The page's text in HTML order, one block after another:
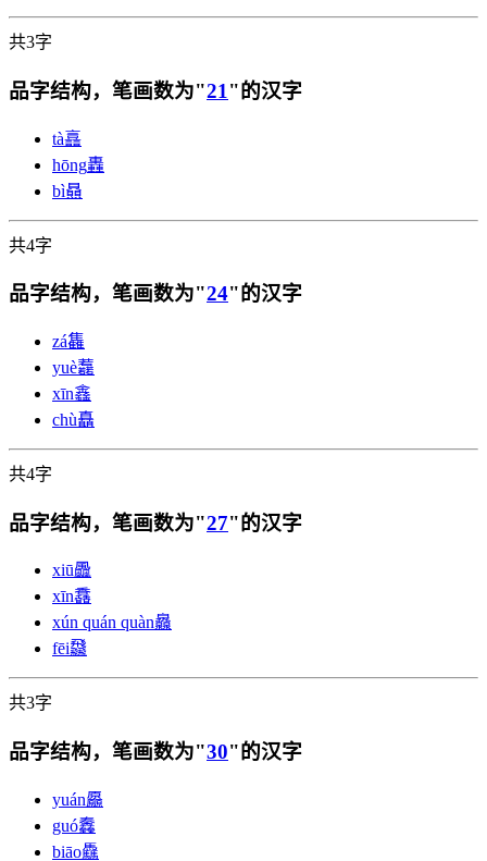
共3字
品字结构，笔画数为"21 "的汉字
tà譶
hōng轟
bì贔
共4字
品字结构，笔画数为"24"的汉字
zá雥
yuè䖃
xīn鑫
chù矗
共4字
品字结构，笔画数为"27"的汉字
xiū飍
xīn馫
xún quán quàn灥
fēi飝
共3字
品字结构，笔画数为"30"的汉字
yuán厵
guó䆐
biāo驫